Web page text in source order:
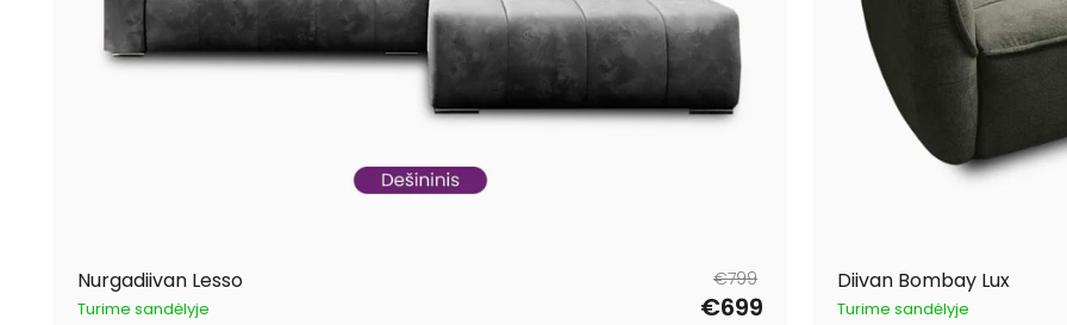
Nurgadiivan Lesso
Turime sandėlyje
Tavahind
€799
Müügihind
€699
Diivan Bombay Lux
Turime sandėlyje